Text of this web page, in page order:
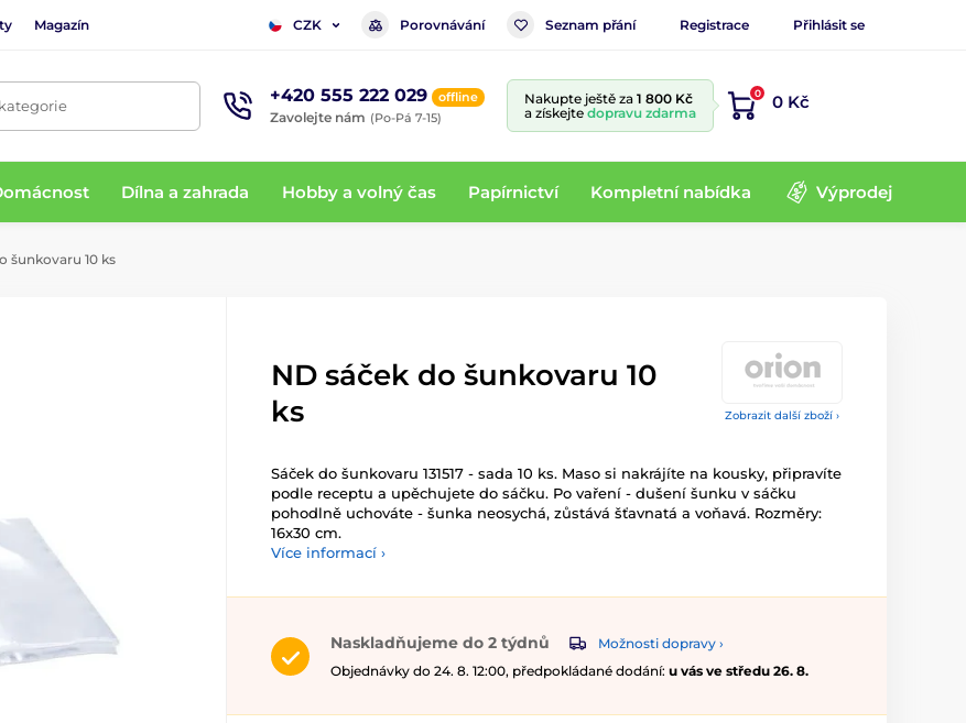
Magazín CZK Porovnávání Seznam přání Registrace Přihlásit se
+420 555 222 029 offline
Zavolejte nám (Po-Pá 7-15)
Nakupte ještě za 1 800 Kč
a získejte dopravu zdarma
0 0 Kč
Dílna a zahrada Hobby a volný čas Papírnictví Kompletní nabídka Výprodej
šunkovaru 10 ks
Zobrazit další zboží ›
ND sáček do šunkovaru 10
ks
Sáček do šunkovaru 131517 - sada 10 ks. Maso si nakrájíte na kousky, připravíte
podle receptu a upěchujete do sáčku. Po vaření - dušení šunku v sáčku
pohodlně uchováte - šunka neosychá, zůstává šťavnatá a voňavá. Rozměry:
16x30 cm.
Více informací ›
Naskladňujeme do 2 týdnů
Možnosti dopravy ›
Objednávky do 24. 8. 12:00, předpokládané dodání: u vás ve středu 26. 8.